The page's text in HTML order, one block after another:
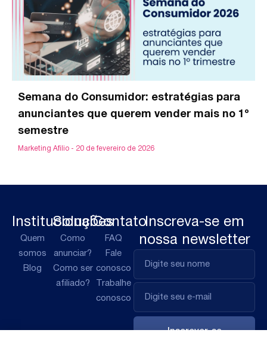
Semana do Consumidor: estratégias para
anunciantes que querem vender mais no 1º
semestre
Marketing Afilio 20 de fevereiro de 2026
Institucional
Quem
somos
Blog
Soluções
Como
anunciar?
Como ser
afiliado?
Contato
FAQ
Fale
conosco
Trabalhe
conosco
Inscreva-se em
nossa newsletter
Inscrever-se